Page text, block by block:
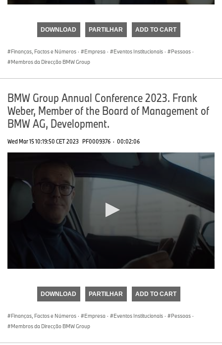
DOWNLOAD PARTILHAR ADD TO CART
Finanças, Factos e Números · Empresa · Eventos Institucionais · Pessoas ·
Membros da Direcção BMW Group
BMW Group Annual Conference 2023. Frank
Weber, Member of the Board of Management of
BMW AG, Development.
Wed Mar 15 10:19:50 CET 2023 PF0009376 · 00:02:06
DOWNLOAD PARTILHAR ADD TO CART
Finanças, Factos e Números · Empresa · Eventos Institucionais · Pessoas ·
Membros da Direcção BMW Group